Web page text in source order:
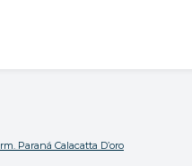
Paraná Calacatta D’oro